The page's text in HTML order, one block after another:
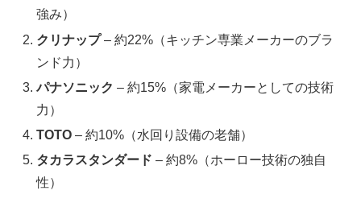
強み）
クリナップ– 約22%（キッチン専業メーカーのブラ
ンド力）
パナソニック – 約15%（家電メーカーとしての技術
力）
TOTO – 約10%（水回り設備の老舗）
タカラスタンダード – 約8%（ホーロー技術の独自
性）